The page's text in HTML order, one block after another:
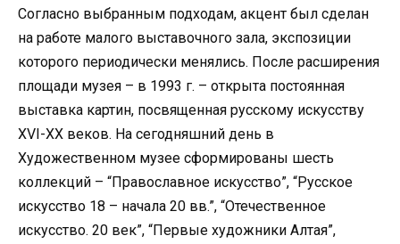
Согласно выбранным подходам, акцент был сделан
на работе малого выставочного зала, экспозиции
которого периодически менялись. После расширения
площади музея – в 1993 г. – открыта постоянная
выставка картин, посвященная русскому искусству
XVI-XX веков. На сегодняшний день в
Художественном музее сформированы шесть
коллекций – “Православное искусство”, “Русское
искусство 18 – начала 20 вв.”, “Отечественное
искусство. 20 век”, “Первые художники Алтая”,